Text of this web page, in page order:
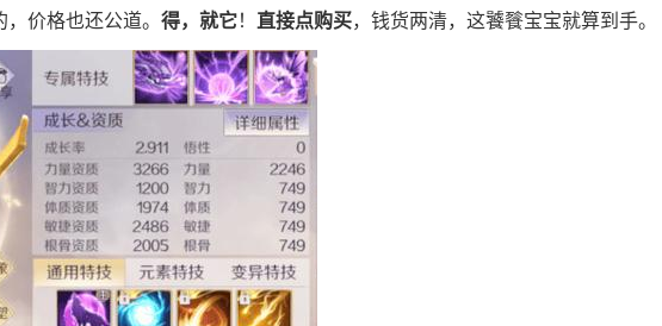
价格也还公道。 得，就它！ 直接点购买，钱货两清，这饕餮宝宝就算到手。